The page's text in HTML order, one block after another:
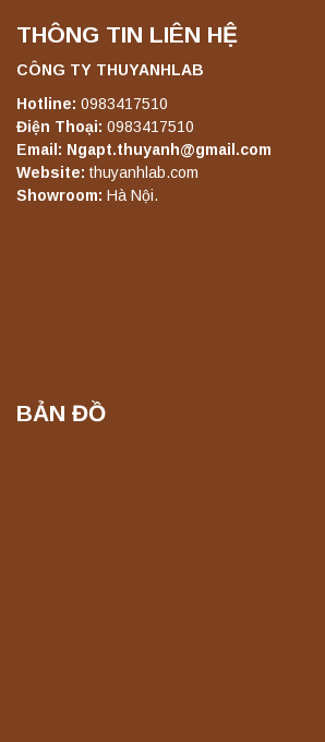
Máy lắc đứng YKD-08
Máy lắc đứng YKD-10
Máy chưng cất tự động
chính hãng – Thiết bị
Máy chưng cất tự động
chính hãng – Thiết bị
THÔNG TIN LIÊN HỆ
CÔNG TY THUYANHLAB
Hotline: 0983417510
Điện Thoại: 0983417510
Email: Ngapt.thuyanh@gmail.com
Website: thuyanhlab.com
Showroom: Hà Nội.
BẢN ĐỒ